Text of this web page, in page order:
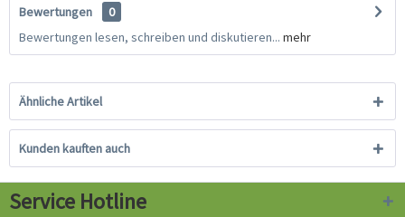
Bewertungen
0
Bewertungen lesen, schreiben und diskutieren... mehr
Ähnliche Artikel
Kunden kauften auch
Service Hotline